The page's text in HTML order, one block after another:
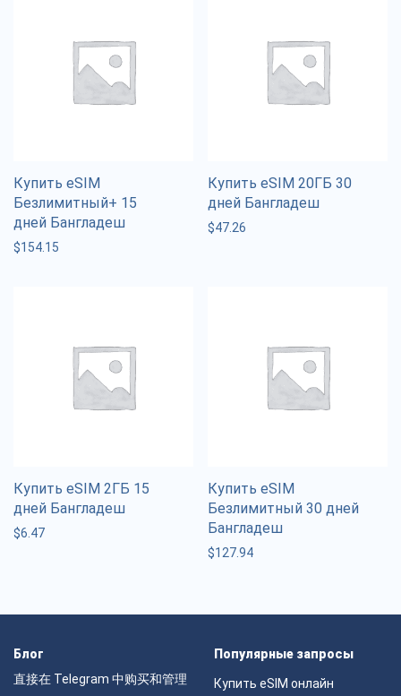
Купить eSIM
Безлимитный+ 15
дней Бангладеш
$154.15
Купить eSIM 20ГБ 30
дней Бангладеш
$47.26
Купить eSIM 2ГБ 15
дней Бангладеш
$6.47
Купить eSIM
Безлимитный 30 дней
Бангладеш
$127.94
Блог
直接在 Telegram 中购买和管理
Популярные запросы
Купить eSIM онлайн